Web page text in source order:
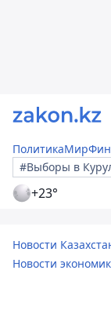
ПолитикаМир
#Выборы в
+23°
Новости
Новости